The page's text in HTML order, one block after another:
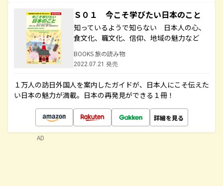
Ｓ０１ 今こそ学びたい日本のこと
知っているようで知らない 日本人の心、
食文化、職文化、信仰、地域の魅力など
BOOKS 旅の読み物
2022.07.21 発売
１万人の訪日外国人を案内したガイドが、日本人にこそ伝えた
い日本の魅力が満載。日本の再発見ができる１冊！
詳細を見る
AD